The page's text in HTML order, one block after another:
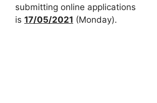
submitting online applications
is 17/05/2021 (Monday).